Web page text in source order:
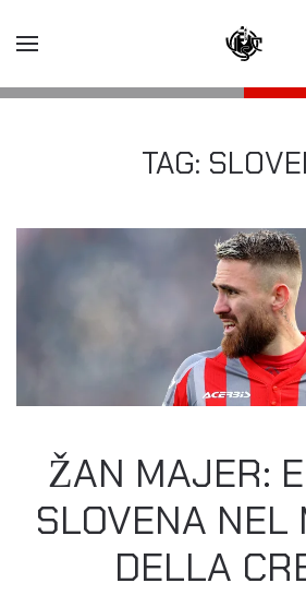
TAG:
ŽAN MAJER:
SLOVENA NEL
DELLA